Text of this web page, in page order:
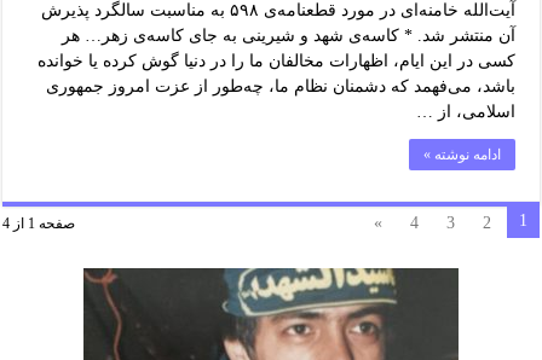
آیت‌الله خامنه‌ای در مورد قطعنامه‌ی ۵۹۸ به مناسبت سالگرد پذیرش
آن منتشر شد. * کاسه‌ی شهد و شیرینی به جای کاسه‌ی زهر… هر
کسی در این ایام، اظهارات مخالفان ما را در دنیا گوش کرده یا خوانده
باشد، می‌فهمد که دشمنان نظام ما، چه‌طور از عزت امروز جمهوری
اسلامی، از …
ادامه نوشته »
صفحه 1 از 4 1
2
3
4
»